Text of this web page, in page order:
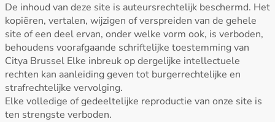
De inhoud van deze site is auteursrechtelijk beschermd. Het
kopiëren, vertalen, wijzigen of verspreiden van de gehele
site of een deel ervan, onder welke vorm ook, is verboden,
behoudens voorafgaande schriftelijke toestemming van
Citya Brussel Elke inbreuk op dergelijke intellectuele
rechten kan aanleiding geven tot burgerrechtelijke en
strafrechtelijke vervolging.
Elke volledige of gedeeltelijke reproductie van onze site is
ten strengste verboden.